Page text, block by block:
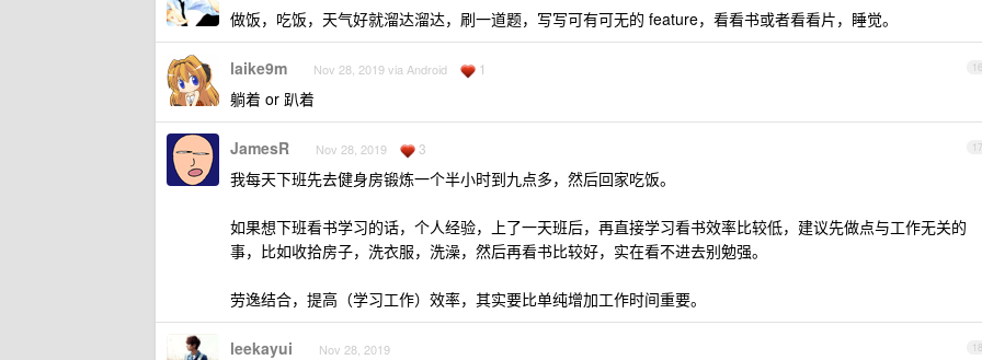
做饭，吃饭，天气好就溜达溜达，刷一道题，写写可有可无的 feature，看看书或者看看片，睡觉。
16
laike9m Nov 28, 2019 via Android 1
躺着 or 趴着
17
JamesR Nov 28, 2019 3
我每天下班先去健身房锻炼一个半小时到九点多，然后回家吃饭。
如果想下班看书学习的话，个人经验，上了一天班后，再直接学习看书效率比较低，建议先做点与工作无关的
事，比如收拾房子，洗衣服，洗澡，然后再看书比较好，实在看不进去别勉强。
劳逸结合，提高（学习工作）效率，其实要比单纯增加工作时间重要。
18
leekayui Nov 28, 2019